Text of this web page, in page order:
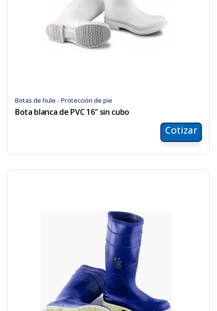
Botas de hule - Protección de pie
Bota blanca de PVC 16″ sin cubo
Cotizar